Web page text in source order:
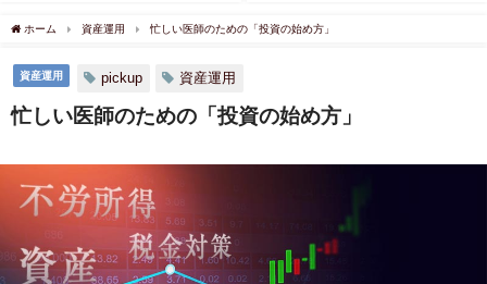
ホーム 資産運用 忙しい医師のための「投資の始め方」
資産運用 pickup 資産運用
忙しい医師のための「投資の始め方」